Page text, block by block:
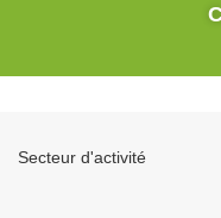
Secteur d'activité